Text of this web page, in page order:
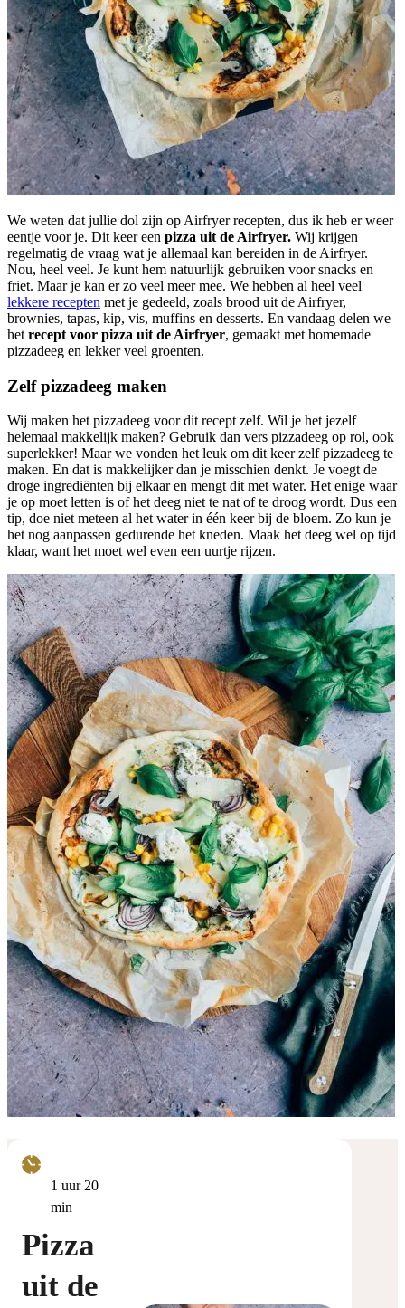
We weten dat jullie dol zijn op Airfryer recepten, dus ik heb er weer
eentje voor je. Dit keer een pizza uit de Airfryer. Wij krijgen
regelmatig de vraag wat je allemaal kan bereiden in de Airfryer.
Nou, heel veel. Je kunt hem natuurlijk gebruiken voor snacks en
friet. Maar je kan er zo veel meer mee. We hebben al heel veel
lekkere recepten met je gedeeld, zoals brood uit de Airfryer,
brownies, tapas, kip, vis, muffins en desserts. En vandaag delen we
het recept voor pizza uit de Airfryer, gemaakt met homemade
pizzadeeg en lekker veel groenten.
Zelf pizzadeeg maken
Wij maken het pizzadeeg voor dit recept zelf. Wil je het jezelf
helemaal makkelijk maken? Gebruik dan vers pizzadeeg op rol, ook
superlekker! Maar we vonden het leuk om dit keer zelf pizzadeeg te
maken. En dat is makkelijker dan je misschien denkt. Je voegt de
droge ingrediënten bij elkaar en mengt dit met water. Het enige waar
je op moet letten is of het deeg niet te nat of te droog wordt. Dus een
tip, doe niet meteen al het water in één keer bij de bloem. Zo kun je
het nog aanpassen gedurende het kneden. Maak het deeg wel op tijd
klaar, want het moet wel even een uurtje rijzen.
1 uur
uur 20minuten
min
Pizza
uit de